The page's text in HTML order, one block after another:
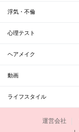
浮気・不倫
心理テスト
ヘアメイク
動画
ライフスタイル
運営会社